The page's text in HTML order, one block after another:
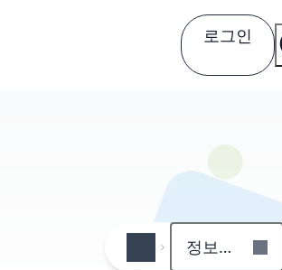
로그인
정보공개